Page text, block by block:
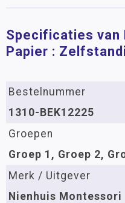
Specificaties van
Papier :
Bestelnummer
1310-BEK12225
Groepen
Groep 1, Groep 2,
Merk / Uitgever
Nienhuis Montessori